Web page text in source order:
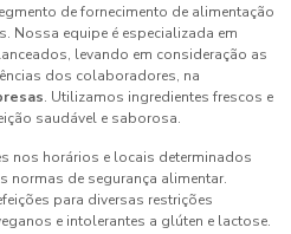
de fornecimento de alimentação
Nossa equipe é especializada em
levando em consideração as
dos colaboradores, na
. Utilizamos ingredientes frescos e
saudável e saborosa.
nos horários e locais determinados
normas de segurança alimentar.
para diversas restrições
e intolerantes a glúten e lactose.